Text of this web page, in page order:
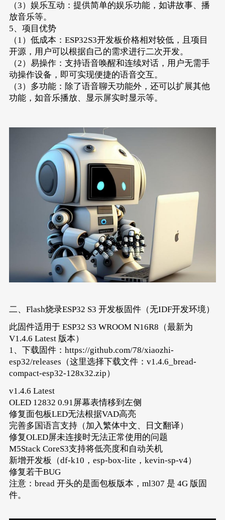
（3）娱乐互动：提供简单的娱乐功能，如讲故事、播
放音乐等。
5、项目优势
（1）低成本：ESP32S3开发板价格相对较低，且项目
开源，用户可以根据自己的需求进行二次开发。
（2）易操作：支持语音唤醒和连续对话，用户无需手
动操作设备，即可实现便捷的语音交互。
（3）多功能：除了语音聊天功能外，还可以扩展其他
功能，如音乐播放、显示屏实时显示等。
二、Flash烧录ESP32 S3 开发板固件（无IDF开发环境）
此固件适用于 ESP32 S3 WROOM N16R8（最新为
V1.4.6 Latest 版本）
1、下载固件：https://github.com/78/xiaozhi-
esp32/releases（这里选择下载文件：v1.4.6_bread-
compact-esp32-128x32.zip）
v1.4.6 Latest
OLED 12832 0.91屏幕表情移到左侧
修复面包板LED无法根据VAD高亮
完善多国语言支持（加入繁体中文、日文翻译）
修复OLED屏未连接时无法正常使用的问题
M5Stack CoreS3支持将低亮度和自动关机
新增开发板（df-k10，esp-box-lite，kevin-sp-v4）
修复若干BUG
注意：bread 开头的是面包板版本，ml307 是 4G 版固
件。